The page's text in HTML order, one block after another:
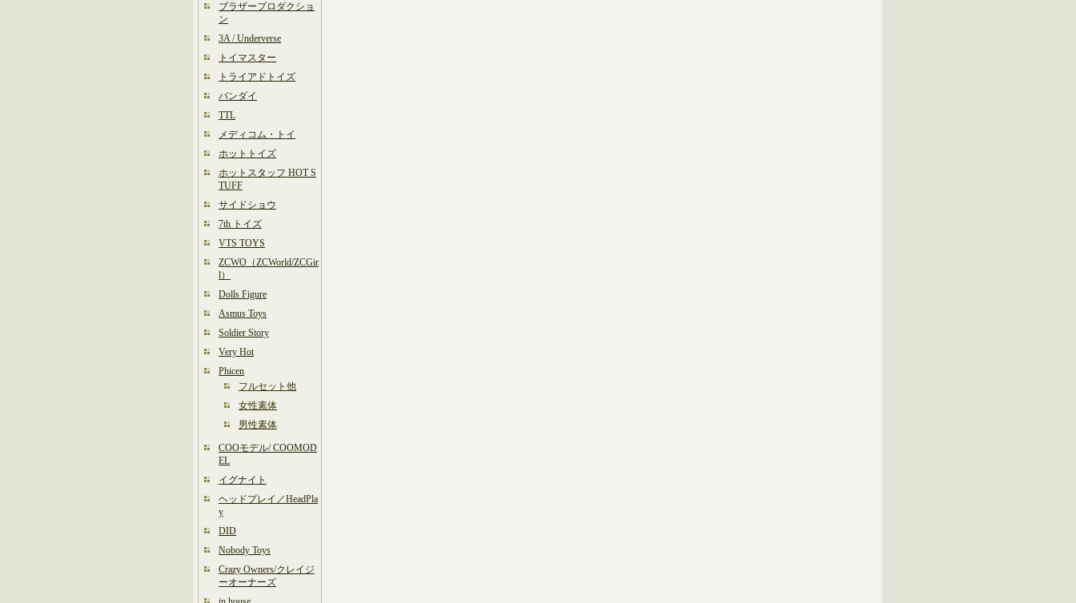
ブラザープロダクショ
ン
3A / Underverse
トイマスター
トライアドトイズ
バンダイ
TTL
メディコム・トイ
ホットトイズ
ホットスタッフ HOT S
TUFF
サイドショウ
7th トイズ
VTS TOYS
ZCWO（ZCWorld/ZCGir
l）
Dolls Figure
Asmus Toys
Soldier Story
Very Hot
Phicen
フルセット他
女性素体
男性素体
COOモデル/ COOMOD
EL
イグナイト
ヘッドプレイ／HeadPla
y
DID
Nobody Toys
Crazy Owners/クレイジ
ーオーナーズ